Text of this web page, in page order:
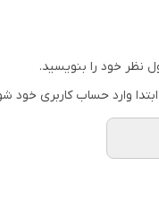
نظر خود را بنویسید.
وارد حساب کاربری خود